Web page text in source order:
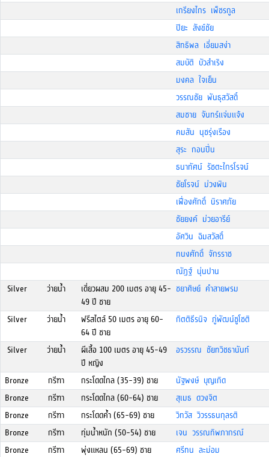
เกรียงไกร เพ็ชรกูล
ปิยะ สังข์ชัย
สิทธิพล เอี่ยมสง่า
สมบัติ บัวสำเริง
มงคล ใจเย็น
วรรณชัย พันธุสวัสดิ์
สมชาย จันทร์แจ่มแจ้ง
คมสัน นุชรุ่งเรือง
สุระ กอนปิ่น
ธนาทัศน์ รัชตะไกรโรจน์
ชัยโรจน์ ม่วงพิน
เฟื่องศักดิ์ นิราศภัย
ชัยยงค์ ม่วยอารีย์
อัศวิน ฉิมสวัสดิ์
ทนงศักดิ์ จักรราช
ณัฏฐ์ นุ่นปาน
Silver
ว่ายน้ำ
เดี่ยวผสม 200 เมตร อายุ 45-
49 ปี ชาย
ชยาศิษย์ คำสายพรม
Silver ว่ายน้ำ
ฟรีสไตล์ 50 เมตร อายุ 60-
64 ปี ชาย
กิตติธีรนิจ ภู่พัฒน์ชูโชติ
Silver ว่ายน้ำ
ผีเสื้อ 100 เมตร อายุ 45-49
ปี หญิง
อรวรรณ ชัยทวิชธานันท์
Bronze กรีฑา กระโดดไกล (35-39) ชาย
นัฐพงษ์ บุญเกิด
Bronze
กรีฑา กระโดดไกล (60-64) ชาย
สุเมธ ดวงจิต
Bronze
กรีฑา กระโดดค้ำ (65-69) ชาย
วิทวัส วิวรรธนกุลรติ
Bronze
กรีฑา ทุ่มน้ำหนัก (50-54) ชาย
เจน วรรณทิพภากรณ์
Bronze
กรีฑา พุ่งแหลน (65-69) ชาย ศรีทน ละม่อม